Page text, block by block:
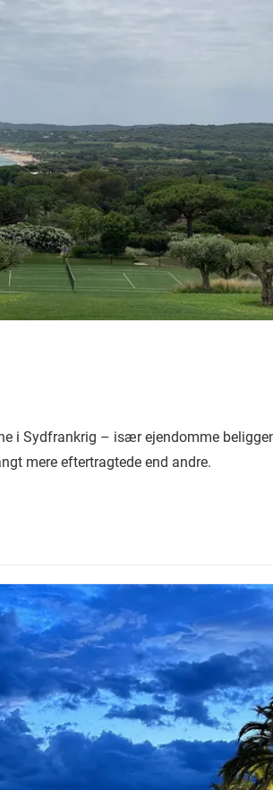
i Sydfrankrig – især ejendomme
mere eftertragtede end andre.